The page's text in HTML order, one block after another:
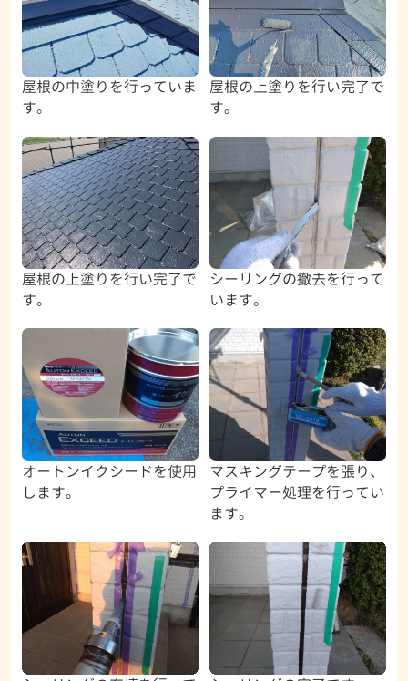
屋根の中塗りを行っていま
す。
屋根の上塗りを行い完了で
す。
屋根の上塗りを行い完了で
す。
シーリングの撤去を行って
います。
オートンイクシードを使用
します。
マスキングテープを張り、
プライマー処理を行ってい
ます。